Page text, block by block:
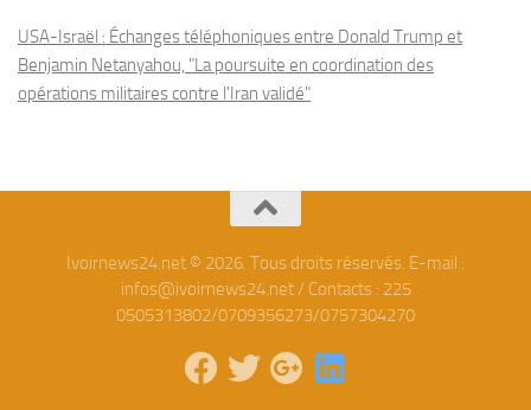
USA-Israël : Échanges téléphoniques entre Donald Trump et
Benjamin Netanyahou, "La poursuite en coordination des
opérations militaires contre l'Iran validé"
Ivoirnews24.net © 2026. Tous droits réservés. E-mail :
infos@ivoirnews24.net / Contacts : 225
0505313802/0709356273/0757304270